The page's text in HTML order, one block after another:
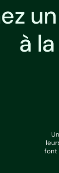
à
font